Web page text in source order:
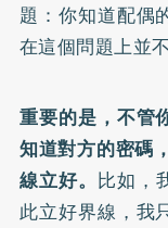
題：你知道配偶
在這個問題上並
重要的是，不管
知道對方的密碼
線立好。 比如，
此立好界線，我